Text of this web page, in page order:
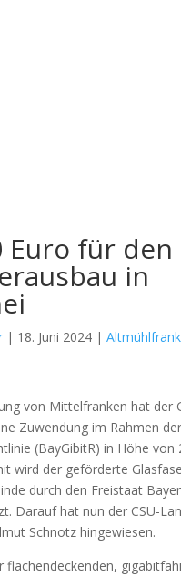
Euro für den
in
| 18. Juni 2024|
von Mit­tel­fran­ken hat der
Zuwen­dung im Rah­men
(Bay­Gi­bi­tR) in Höhe von
wird der geför­der­te
durch den Frei­staat
Dar­auf hat nun der CSU-
Schnotz hin­ge­wie­sen.
flä­chen­de­cken­den,